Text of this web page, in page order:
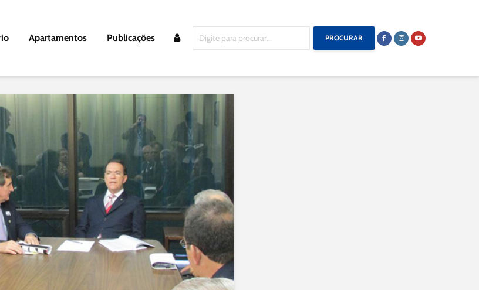
Apartamentos Publicações PROCURAR